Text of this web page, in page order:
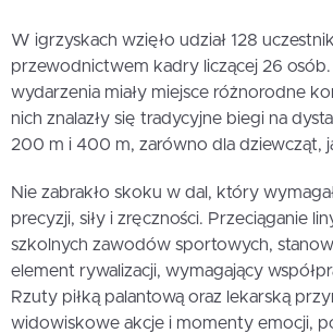
W igrzyskach wzięło udział 128
przewodnictwem kadry liczącej 26 osób.
wydarzenia miały miejsce różnorodne
nich znalazły się tradycyjne biegi na
200 m i 400 m, zarówno dla dziewcząt,
Nie zabrakło skoku w dal, który
precyzji, siły i zręczności. Przeciąganie
szkolnych zawodów sportowych,
element rywalizacji, wymagający
Rzuty piłką palantową oraz lekarską
widowiskowe akcje i momenty emocji,